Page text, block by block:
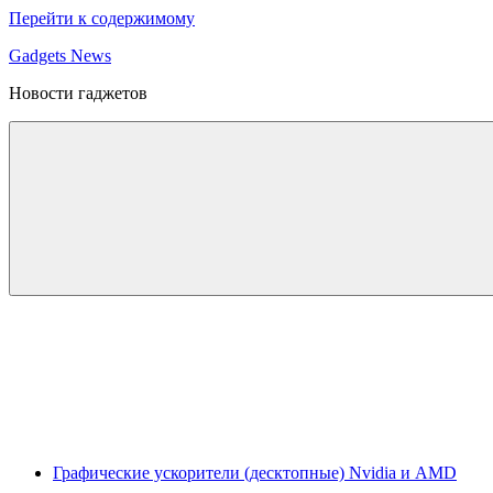
Перейти к содержимому
Gadgets News
Новости гаджетов
Графические ускорители (десктопные) Nvidia и AMD